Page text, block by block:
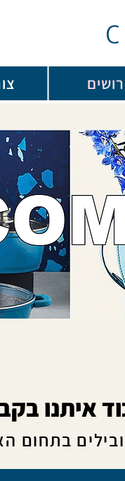
איתנו
בתחום